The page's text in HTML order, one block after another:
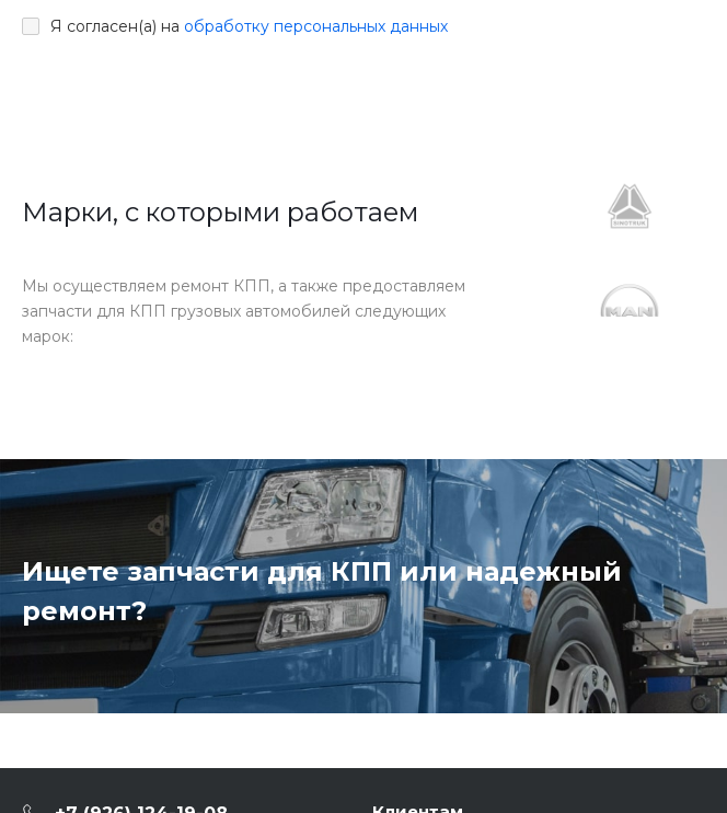
Я согласен(а) на обработку персональных данных
Марки, с которыми работаем
Мы осуществляем ремонт КПП, а также предоставляем
запчасти для КПП грузовых автомобилей следующих
марок:
Ищете запчасти для КПП или надежный
ремонт?